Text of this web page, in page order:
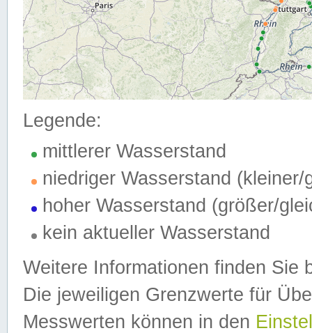
Legende:
mittlerer Wasserstand
niedriger Wasserstand (kleiner/
hoher Wasserstand (größer/
kein aktueller Wasserstand
Weitere Informationen finden Sie
Die jeweiligen Grenzwerte für
Messwerten können in den